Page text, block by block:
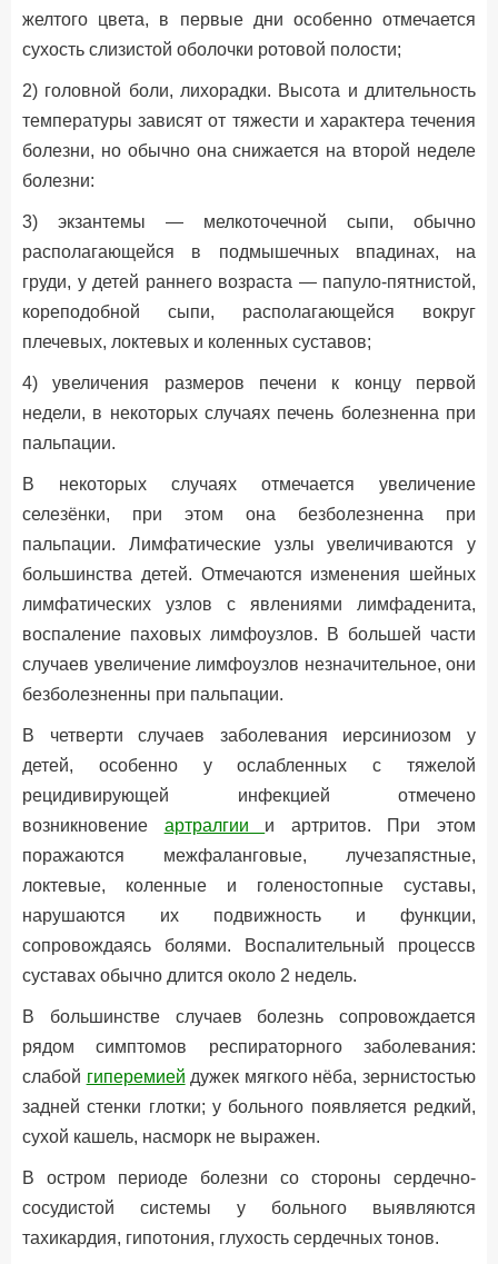
желтого цвета, в первые дни особенно отмечается
сухость слизистой оболочки ротовой полости;
2) головной боли, лихорадки. Высота и длительность
температуры зависят от тяжести и характера течения
болезни, но обычно она снижается на второй неделе
болезни:
3) экзантемы — мелкоточечной сыпи, обычно
располагающейся в подмышечных впадинах, на
груди, у детей раннего возраста — папуло-пятнистой,
кореподобной сыпи, располагающейся вокруг
плечевых, локтевых и коленных суставов;
4) увеличения размеров печени к концу первой
недели, в некоторых случаях печень болезненна при
пальпации.
В некоторых случаях отмечается увеличение
селезёнки, при этом она безболезненна при
пальпации. Лимфатические узлы увеличиваются у
большинства детей. Отмечаются изменения шейных
лимфатических узлов с явлениями лимфаденита,
воспаление паховых лимфоузлов. В большей части
случаев увеличение лимфоузлов незначительное, они
безболезненны при пальпации.
В четверти случаев заболевания иерсиниозом у
детей, особенно у ослабленных с тяжелой
рецидивирующей инфекцией отмечено
возникновение артралгии и артритов. При этом
поражаются межфаланговые, лучезапястные,
локтевые, коленные и голеностопные суставы,
нарушаются их подвижность и функции,
сопровождаясь болями. Воспалительный процессв
суставах обычно длится около 2 недель.
В большинстве случаев болезнь сопровождается
рядом симптомов респираторного заболевания:
слабой гиперемией дужек мягкого нёба, зернистостью
задней стенки глотки; у больного появляется редкий,
сухой кашель, насморк не выражен.
В остром периоде болезни со стороны сердечно-
сосудистой системы у больного выявляются
тахикардия, гипотония, глухость сердечных тонов.